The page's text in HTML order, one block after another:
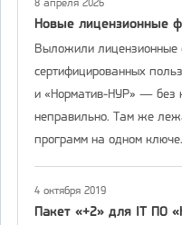
8 апреля 2026
Новые лицензионные
Выложили лицензионные
сертифицированных
и «Норматив-НУР» — без
неправильно. Там же
программ на одном ключе.
4 октября 2019
Пакет «+2» для IT ПО